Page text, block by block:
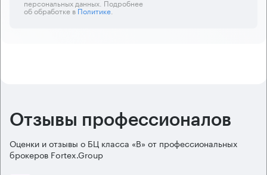
персональных данных. Подробнее
об обработке вПолитике.
Отзывы профессионалов
Оценки и отзывы о БЦ класса «B» от профессиональных
брокеров Fortex.Group